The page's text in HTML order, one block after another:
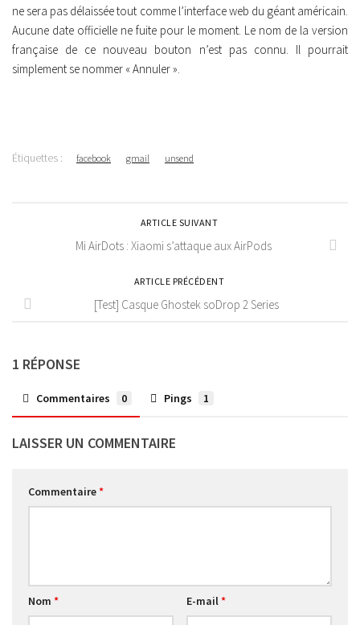
ne sera pas délaissée tout comme l’interface web du géant américain.
Aucune date officielle ne fuite pour le moment. Le nom de la version
française de ce nouveau bouton n’est pas connu. Il pourrait
simplement se nommer « Annuler ».
Étiquettes : facebook gmail unsend
ARTICLE SUIVANT
Mi AirDots : Xiaomi s’attaque aux AirPods
ARTICLE PRÉCÉDENT
[Test] Casque Ghostek soDrop 2 Series
1 RÉPONSE
Commentaires 0 Pings 1
LAISSER UN COMMENTAIRE
Commentaire*
Nom * E-mail *